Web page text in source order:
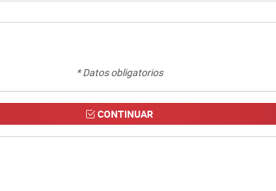
* Datos obligatorios
CONTINUAR